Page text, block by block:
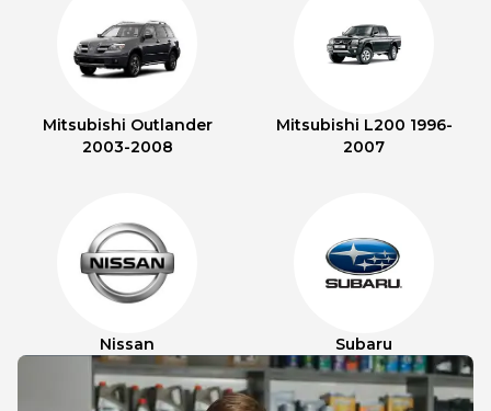
Mitsubishi Outlander
2003-2008
Mitsubishi L200 1996-
2007
Nissan Subaru